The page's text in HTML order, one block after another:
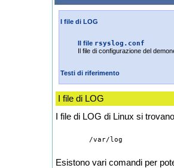
I file di LOG
Il file rsyslog.conf
Il file di configurazione del
Testi di riferimento
I file di LOG
I file di LOG di Linux si
Esistono vari comandi per